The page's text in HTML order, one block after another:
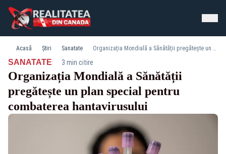
Acasă Știri Sanatate Organizația Mondială a Sănătății pregătește un plan special pentru combaterea hantavirusului
SANATATE· 3 min citire
Organizația Mondială a Sănătății
pregătește un plan special pentru
combaterea hantavirusului